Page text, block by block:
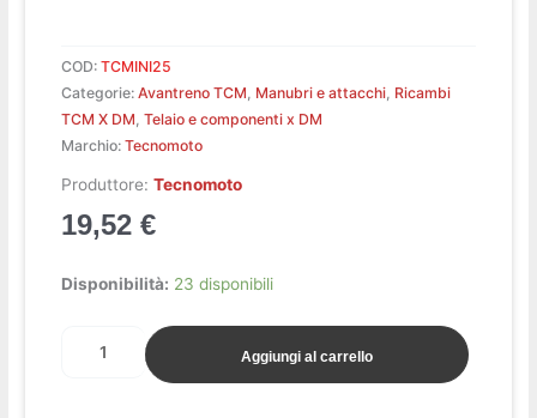
COD:TCMINI25
Categorie:Avantreno TCM Manubri e attacchi Ricambi
TCM X DM ,Telaio e componenti x DM
Marchio:Tecnomoto
Produttore:Tecnomoto
19,52€
Disponibilità: 23 disponibili
Morsetto
Aggiungi al carrello